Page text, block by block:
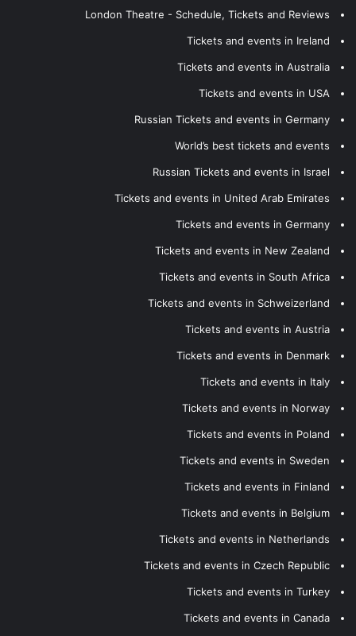
London Theatre - Schedule, Tickets and Reviews
Tickets and events in Ireland
Tickets and events in Australia
Tickets and events in USA
Russian Tickets and events in Germany
World’s best tickets and events
Russian Tickets and events in Israel
Tickets and events in United Arab Emirates
Tickets and events in Germany
Tickets and events in New Zealand
Tickets and events in South Africa
Tickets and events in Schweizerland
Tickets and events in Austria
Tickets and events in Denmark
Tickets and events in Italy
Tickets and events in Norway
Tickets and events in Poland
Tickets and events in Sweden
Tickets and events in Finland
Tickets and events in Belgium
Tickets and events in Netherlands
Tickets and events in Czech Republic
Tickets and events in Turkey
Tickets and events in Canada